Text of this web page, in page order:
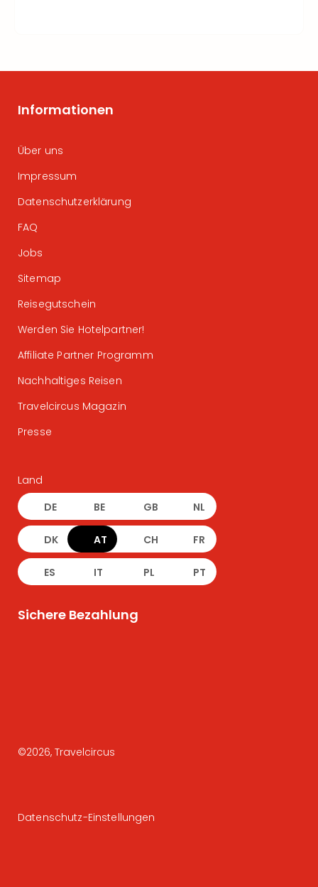
Informationen
Über uns
Impressum
Datenschutzerklärung
FAQ
Jobs
Sitemap
Reisegutschein
Werden Sie Hotelpartner!
Affiliate Partner Programm
Nachhaltiges Reisen
Travelcircus Magazin
Presse
Land
DE BE GB NL
DK AT CH FR
ES IT PL PT
Sichere Bezahlung
©2026, Travelcircus
Datenschutz-Einstellungen